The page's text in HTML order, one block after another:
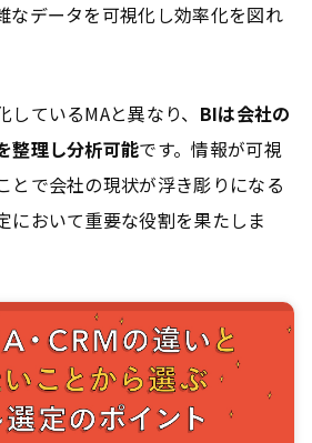
なデータを可視化し効率化を図れ
ているMAと異なり、 BIは会社の
整理し分析可能です。情報が可視
とで会社の現状が浮き彫りになる
において重要な役割を果たしま